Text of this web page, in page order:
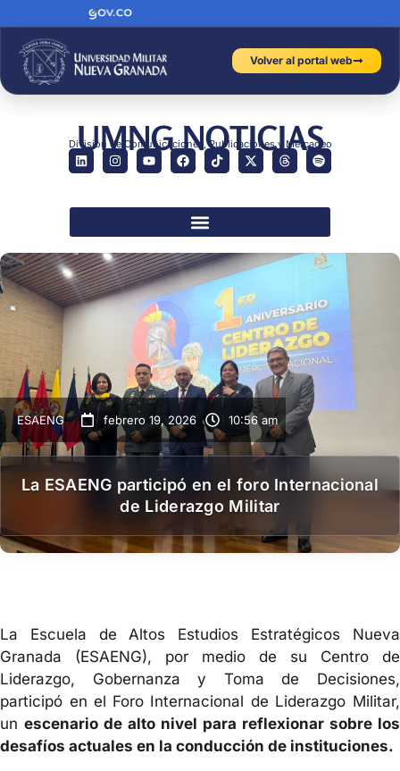
Volver al portal web
UMNG NOTICIAS
División de Comunicaciones, Publicaciones y Mercadeo
ESAENG febrero 19, 2026 10:56 am
La ESAENG participó en el foro Internacional
de Liderazgo Militar
La Escuela de Altos Estudios Estratégicos Nueva
Granada (ESAENG), por medio de su Centro de
Liderazgo, Gobernanza y Toma de Decisiones,
participó en el Foro Internacional de Liderazgo Militar,
un escenario de alto nivel para reflexionar sobre los
desafíos actuales en la conducción de instituciones.